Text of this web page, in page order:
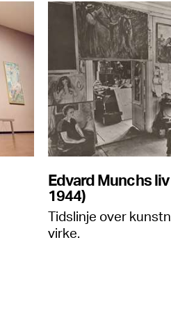
Edvard Munchs
1944)
Tidslinje over
virke.